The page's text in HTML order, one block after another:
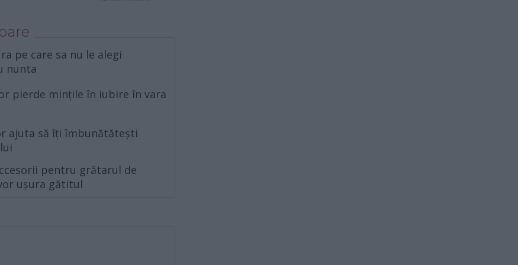
pe care sa nu le alegi
nunta
pierde mințile în iubire în vara
ajuta să îți îmbunătătești
pentru grătarul de
ușura gătitul